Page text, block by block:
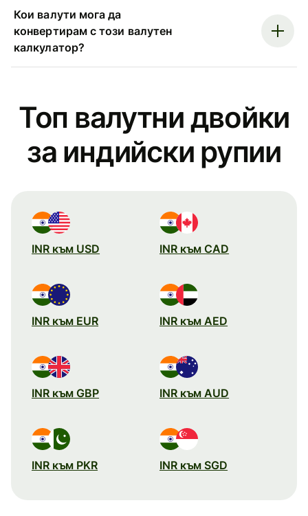
Кои валути мога да
конвертирам с този валутен
калкулатор?
Топ валутни двойки
за индийски рупии
INR към USD INR към CAD
INR към EUR INR към AED
INR към GBP INR към AUD
INR към PKR INR към SGD